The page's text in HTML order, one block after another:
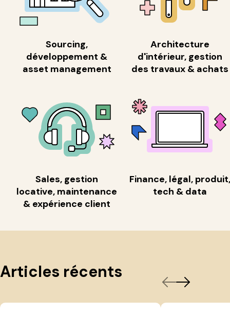
Sourcing,
développement &
asset management
Architecture
d'intérieur, gestion
des travaux & achats
Sales, gestion
locative, maintenance
& expérience client
Finance, légal, produit,
tech & data
Articles récents